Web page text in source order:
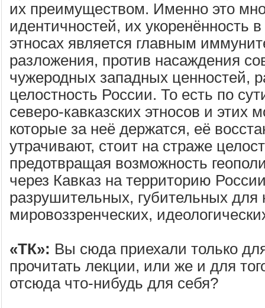
их преимуществом. Именно это
идентичностей, их укоренённость
этносах является главным
разложения, против насаждения
чужеродных западных ценностей,
целостность России. То есть по
северо-кавказских этносов и этих
которые за неё держатся, её
утрачивают, стоит на страже
предотвращая возможность
через Кавказ на территорию
разрушительных, губительных для
мировоззренческих,
«ТК»: Вы сюда приехали только
прочитать лекции, или же и для
отсюда что-нибудь для себя?